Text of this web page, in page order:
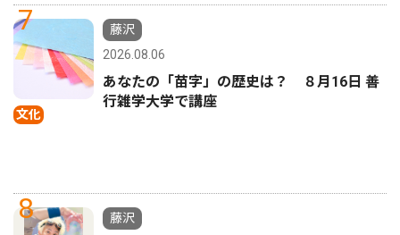
7
文化
藤沢
2026.08.06
あなたの「苗字」の歴史は？ ８月16日 善
行雑学大学で講座
8
藤沢